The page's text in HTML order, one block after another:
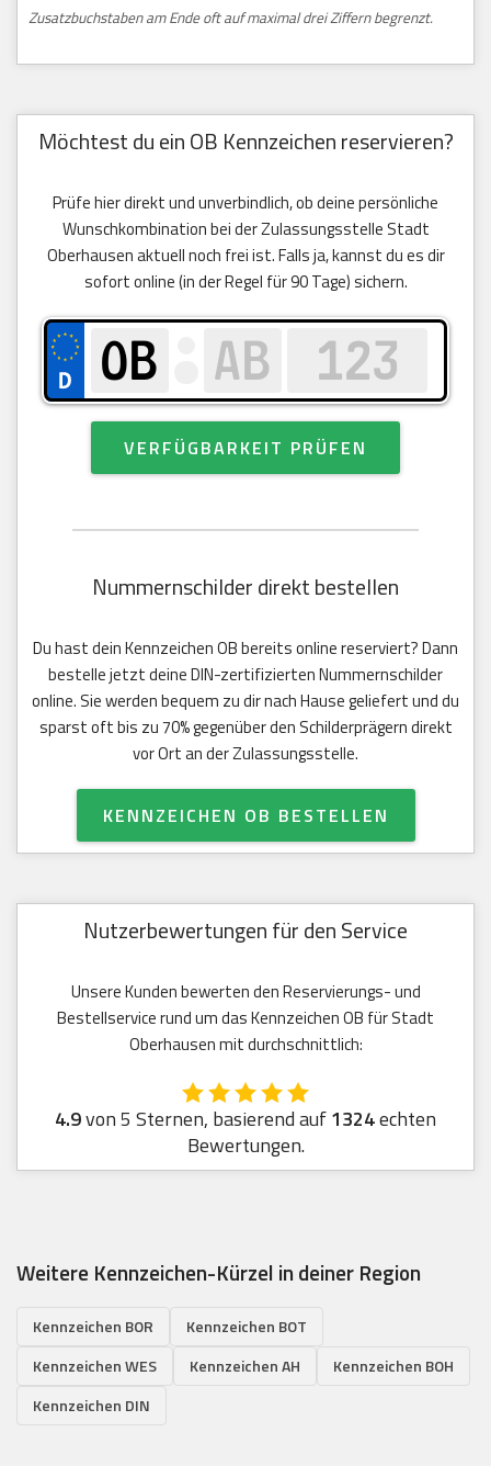
Zusatzbuchstaben am Ende oft auf maximal drei Ziffern begrenzt.
Möchtest du ein OB Kennzeichen reservieren?
Prüfe hier direkt und unverbindlich, ob deine persönliche
Wunschkombination bei der Zulassungsstelle Stadt
Oberhausen aktuell noch frei ist. Falls ja, kannst du es dir
sofort online (in der Regel für 90 Tage) sichern.
VERFÜGBARKEIT PRÜFEN
Nummernschilder direkt bestellen
Du hast dein Kennzeichen OB bereits online reserviert? Dann
bestelle jetzt deine DIN-zertifizierten Nummernschilder
online. Sie werden bequem zu dir nach Hause geliefert und du
sparst oft bis zu 70% gegenüber den Schilderprägern direkt
vor Ort an der Zulassungsstelle.
KENNZEICHEN OB BESTELLEN
Nutzerbewertungen für den Service
Unsere Kunden bewerten den Reservierungs- und
Bestellservice rund um das Kennzeichen OB für Stadt
Oberhausen mit durchschnittlich:
4.9von 5 Sternen, basierend auf1324echten
Bewertungen.
Weitere Kennzeichen-Kürzel in deiner Region
Kennzeichen BOR
Kennzeichen BOT
Kennzeichen WES
Kennzeichen AH
Kennzeichen BOH
Kennzeichen DIN